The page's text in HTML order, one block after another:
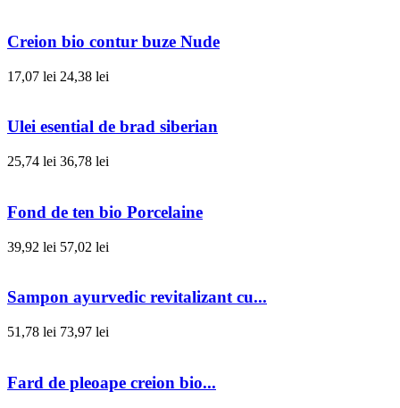
Creion bio contur buze Nude
17,07 lei 24,38 lei
Ulei esential de brad siberian
25,74 lei 36,78 lei
Fond de ten bio Porcelaine
39,92 lei 57,02 lei
Sampon ayurvedic revitalizant cu...
51,78 lei 73,97 lei
Fard de pleoape creion bio...